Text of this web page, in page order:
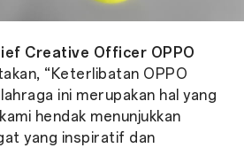
Creative Officer OPPO
“Keterlibatan OPPO
ini merupakan hal yang
hendak menunjukkan
yang inspiratif dan